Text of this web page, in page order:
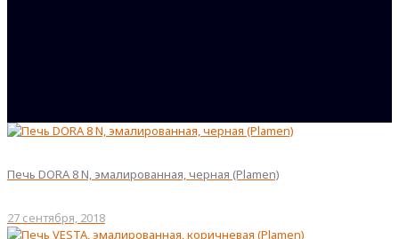
Печь DORA 8 N, эмалированная, черная (Plamen)
27 сентября, 2018